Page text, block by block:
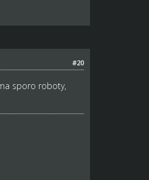
#20
sporo roboty,